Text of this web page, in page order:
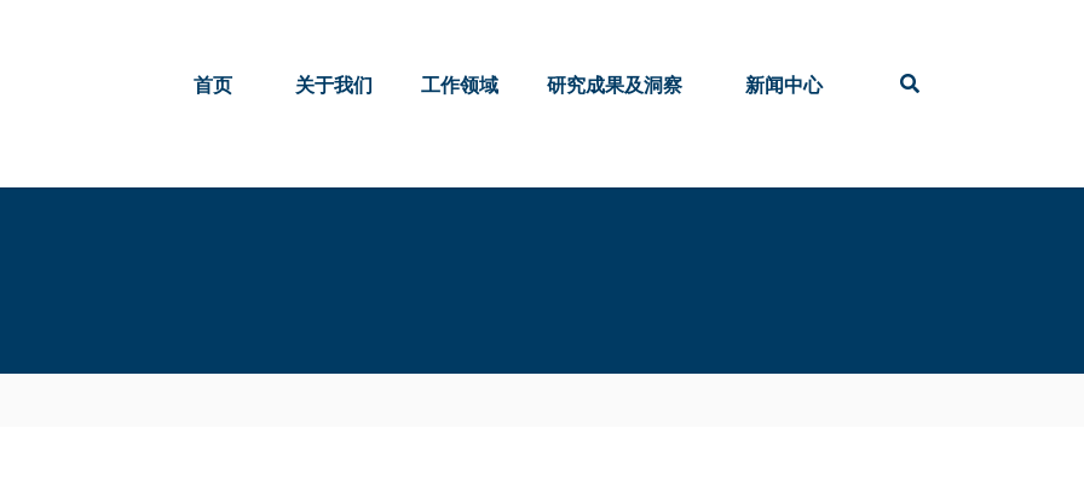
首页 关于我们 工作领域 研究成果及洞察 新闻中心